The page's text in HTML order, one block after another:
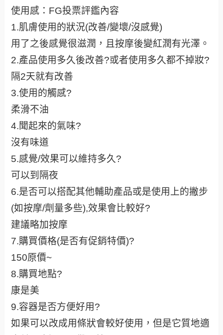
使用感：FG投票評鑑內容
1.肌膚使用的狀況(改善/變壞/沒感覺)
用了之後感覺很滋潤，且按摩後變紅潤有光澤。
2.產品使用多久後改善?或者使用多久都不掉妝?
隔2天就有改善
3.使用的觸感?
柔滑不油
4.聞起來的氣味?
沒有味道
5.感覺/效果可以維持多久?
可以到隔夜
6.是否可以搭配其他輔助產品或是使用上的撇步
(如按摩/劑量多些),效果會比較好?
建議略加按摩
7.購買價格(是否有促銷特價)?
150原價~
8.購買地點?
康是美
9.容器是否方便好用?
如果可以改成用條狀會較好使用，但是它質地適